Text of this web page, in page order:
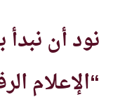
نود أن
“الإعلام